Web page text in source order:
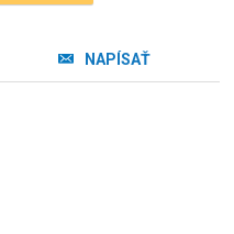
NAPÍSAŤ